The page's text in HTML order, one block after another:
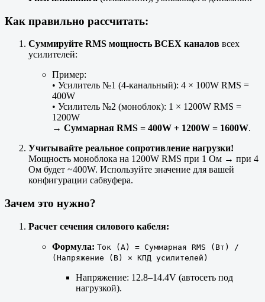
Как правильно рассчитать:
Суммируйте RMS мощность ВСЕХ каналов всех
усилителей:
Пример:
• Усилитель №1 (4-канальный): 4 × 100W RMS =
400W
• Усилитель №2 (моноблок): 1 × 1200W RMS =
1200W
→ Суммарная RMS = 400W + 1200W = 1600W.
Учитывайте реальное сопротивление нагрузки!
Мощность моноблока на 1200W RMS при 1 Ом → при 4
Ом будет ~400W. Используйте значение для вашей
конфигурации сабвуфера.
Зачем это нужно?
Расчет сечения силового кабеля:
Формула: Ток (А) = Суммарная RMS (Вт) /
(Напряжение (В) × КПД усилителей)
Напряжение: 12.8–14.4V (автосеть под
нагрузкой).